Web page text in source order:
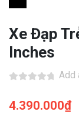
Xe Đạp
Inches
Add
4.390.000₫